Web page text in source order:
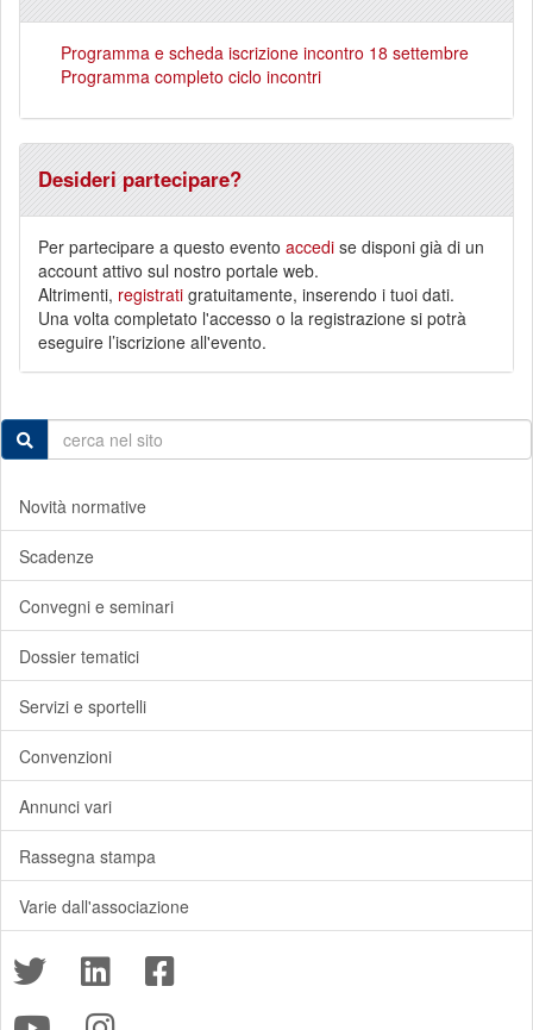
Programma e scheda iscrizione incontro 18 settembre
Programma completo ciclo incontri
Desideri partecipare?
Per partecipare a questo evento accedi se disponi già di un
account attivo sul nostro portale web.
Altrimenti, registrati gratuitamente, inserendo i tuoi dati.
Una volta completato l'accesso o la registrazione si potrà
eseguire l’iscrizione all'evento.
Novità normative
Scadenze
Convegni e seminari
Dossier tematici
Servizi e sportelli
Convenzioni
Annunci vari
Rassegna stampa
Varie dall'associazione